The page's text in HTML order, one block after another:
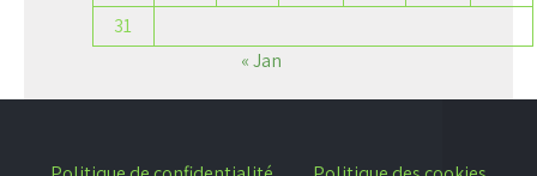
31
« Jan